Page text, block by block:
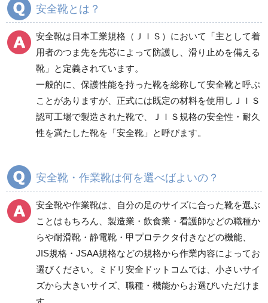
電気保守用品 ワイパー クリーンルーム対策用品
防災グッズ（防災セット） 救急医療品
健康管理器具 季節商品
商品カテゴリ一覧
一般作業安全靴・エコ
タイプ
中編上靴・長編上靴
半長靴
スニーカータイプ
一般作業安全靴・スニ
ーカー型
バンドタイプ
つま先保護性能なし
一般作業安全靴・ウレ
タン底
短靴
一般作業安全靴・ゴム2
層底
短靴
安全靴とは？
安全靴は日本工業規格（ＪＩＳ）において「主として着
用者のつま先を先芯によって防護し、滑り止めを備える
靴」と定義されています。
一般的に、保護性能を持った靴を総称して安全靴と呼ぶ
ことがありますが、正式には既定の材料を使用しＪＩＳ
認可工場で製造された靴で、ＪＩＳ規格の安全性・耐久
性を満たした靴を「安全靴」と呼びます。
安全靴・作業靴は何を選べばよいの？
安全靴や作業靴は、自分の足のサイズに合った靴を選ぶ
ことはもちろん、製造業・飲食業・看護師などの職種か
らや耐滑靴・静電靴・甲プロテクタ付きなどの機能、
JIS規格・JSAA規格などの規格から作業内容によってお
選びください。ミドリ安全ドットコムでは、小さいサイ
ズから大きいサイズ、職種・機能からお選びいただけま